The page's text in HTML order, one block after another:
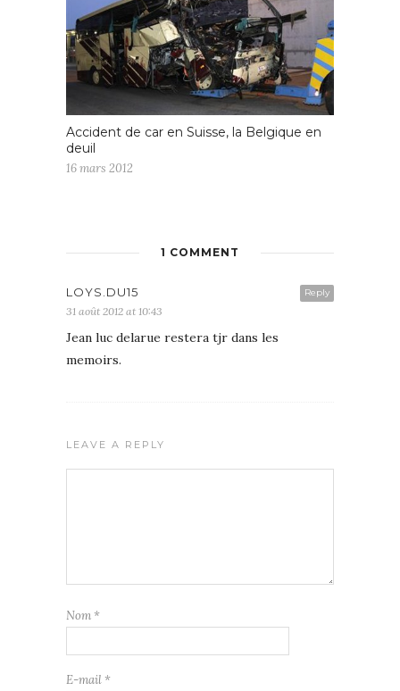
Accident de car en Suisse, la Belgique en
deuil
16 mars 2012
1 COMMENT
Reply
LOYS.DU15
31 août 2012 at 10:43
Jean luc delarue restera tjr dans les
memoirs.
LEAVE A REPLY
Nom *
E-mail *